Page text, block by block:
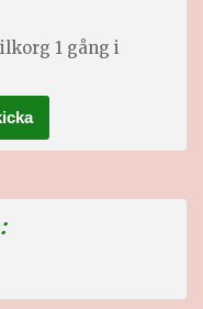
1 gång i